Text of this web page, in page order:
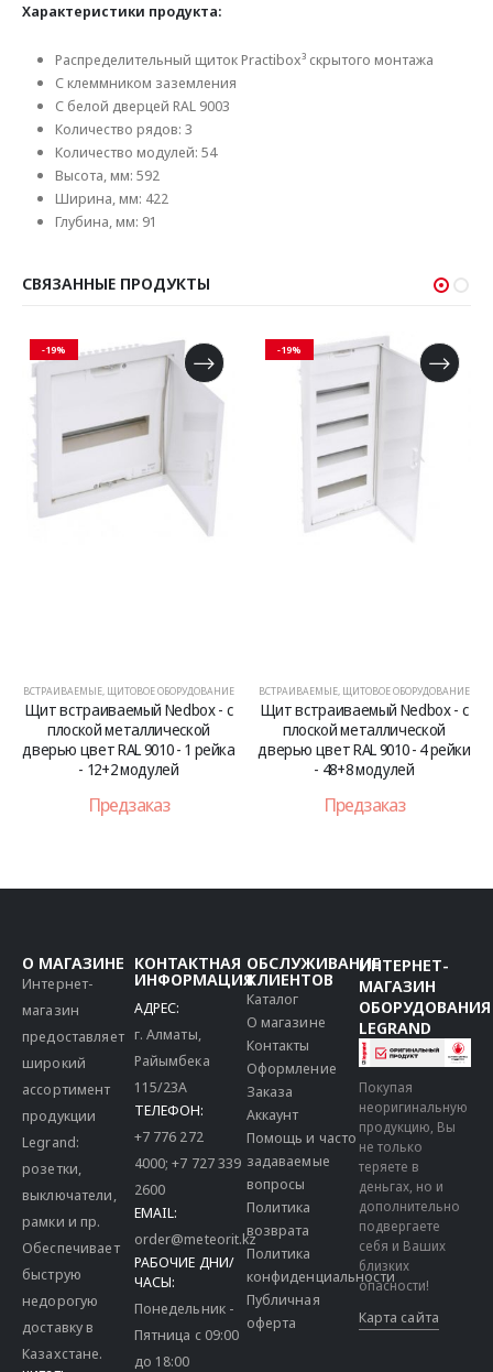
Характеристики продукта:
Распределительный щиток Practibox³ скрытого монтажа
С клеммником заземления
С белой дверцей RAL 9003
Количество рядов: 3
Количество модулей: 54
Высота, мм: 592
Ширина, мм: 422
Глубина, мм: 91
СВЯЗАННЫЕ ПРОДУКТЫ
-19%
ВСТРАИВАЕМЫЕ, ЩИТОВОЕ ОБОРУДОВАНИЕ
Щит встраиваемый Nedbox - с
плоской металлической
дверью цвет RAL 9010 - 1 рейка
- 12+2 модулей
Предзаказ
-19%
ВСТРАИВАЕМЫЕ, ЩИТОВОЕ ОБОРУДОВАНИЕ
Щит встраиваемый Nedbox - с
плоской металлической
дверью цвет RAL 9010 - 4 рейки
- 48+8 модулей
Предзаказ
О МАГАЗИНЕ
Интернет-
магазин
предоставляет
широкий
ассортимент
продукции
Legrand:
розетки,
выключатели,
рамки и пр.
Обеспечивает
быструю
недорогую
доставку в
Казахстане.
КОНТАКТНАЯ
ИНФОРМАЦИЯ
АДРЕС:
г. Алматы,
Райымбека
115/23A
ТЕЛЕФОН:
+7 776 272
4000;+7 727 339
2600
EMAIL:
order@meteorit.kz
РАБОЧИЕ ДНИ/
ЧАСЫ:
Понедельник -
Пятница с 09:00
до 18:00
ОБСЛУЖИВАНИЕ
КЛИЕНТОВ
Каталог
О магазине
Контакты
Оформление
Заказа
Аккаунт
Помощь и часто
задаваемые
вопросы
Политика
возврата
Политика
конфиденциальности
Публичная
оферта
ИНТЕРНЕТ-
МАГАЗИН
ОБОРУДОВАНИЯ
LEGRAND
Покупая
неоригинальную
продукцию, Вы
не только
теряете в
деньгах, но и
дополнительно
подвергаете
себя и Ваших
близких
опасности!
Карта сайта